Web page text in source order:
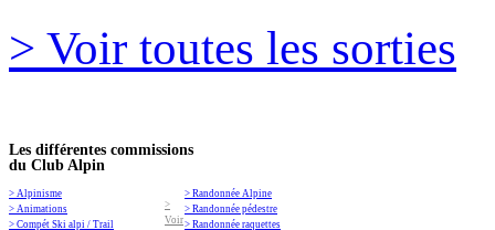
> Voir toutes les sorties
Les différentes commissions
du Club Alpin
> Alpinisme
> Animations
> Compét Ski alpi / Trail
> Randonnée Alpine
> Randonnée pédestre
> Randonnée raquettes
>
Voir